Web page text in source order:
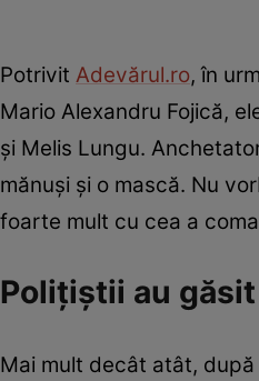
Potrivit Adevărul.ro, în
Mario Alexandru Fojică,
și Melis Lungu.
mănuși și o mască. Nu
foarte mult cu cea a
Polițiștii au
Mai mult decât atât,